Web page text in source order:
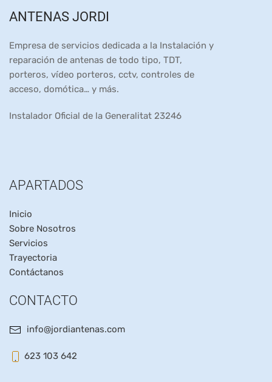
ANTENAS JORDI
Empresa de servicios dedicada a la Instalación y
reparación de antenas de todo tipo, TDT,
porteros, vídeo porteros, cctv, controles de
acceso, domótica… y más.
Instalador Oficial de la Generalitat 23246
APARTADOS
Inicio
Sobre Nosotros
Servicios
Trayectoria
Contáctanos
CONTACTO
info@jordiantenas.com
623 103 642